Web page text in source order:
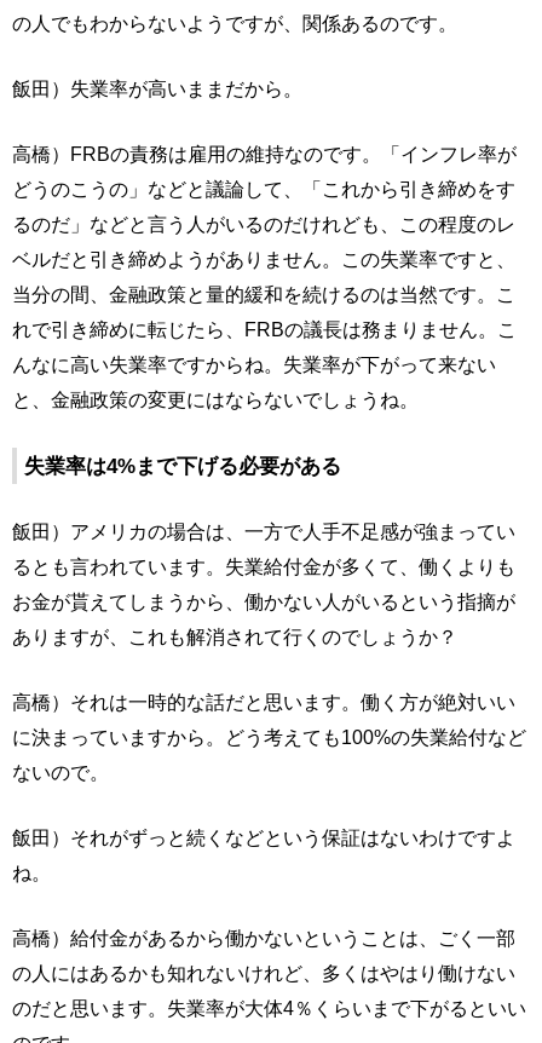
の人でもわからないようですが、関係あるのです。
飯田）失業率が高いままだから。
高橋）FRBの責務は雇用の維持なのです。「インフレ率が
どうのこうの」などと議論して、「これから引き締めをす
るのだ」などと言う人がいるのだけれども、この程度のレ
ベルだと引き締めようがありません。この失業率ですと、
当分の間、金融政策と量的緩和を続けるのは当然です。こ
れで引き締めに転じたら、FRBの議長は務まりません。こ
んなに高い失業率ですからね。失業率が下がって来ない
と、金融政策の変更にはならないでしょうね。
失業率は4%まで下げる必要がある
飯田）アメリカの場合は、一方で人手不足感が強まってい
るとも言われています。失業給付金が多くて、働くよりも
お金が貰えてしまうから、働かない人がいるという指摘が
ありますが、これも解消されて行くのでしょうか？
高橋）それは一時的な話だと思います。働く方が絶対いい
に決まっていますから。どう考えても100%の失業給付など
ないので。
飯田）それがずっと続くなどという保証はないわけですよ
ね。
高橋）給付金があるから働かないということは、ごく一部
の人にはあるかも知れないけれど、多くはやはり働けない
のだと思います。失業率が大体4％くらいまで下がるといい